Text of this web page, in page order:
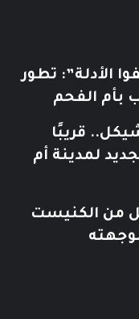
الأدلة”: تطور
الفحم
مليون شيكل.. قريبًا
لمدينة أم
من الكنيست